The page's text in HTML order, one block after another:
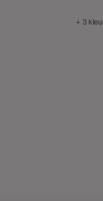
+ 3